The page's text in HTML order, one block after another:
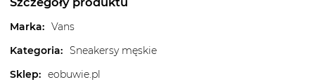
Marka: Vans
Kategoria: Sneakersy męskie
Sklep: eobuwie.pl